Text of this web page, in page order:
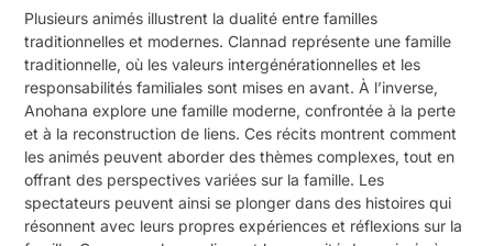
Plusieurs animés illustrent la dualité entre familles
traditionnelles et modernes. Clannad représente une famille
traditionnelle, où les valeurs intergénérationnelles et les
responsabilités familiales sont mises en avant. À l’inverse,
Anohana explore une famille moderne, confrontée à la perte
et à la reconstruction de liens. Ces récits montrent comment
les animés peuvent aborder des thèmes complexes, tout en
offrant des perspectives variées sur la famille. Les
spectateurs peuvent ainsi se plonger dans des histoires qui
résonnent avec leurs propres expériences et réflexions sur la